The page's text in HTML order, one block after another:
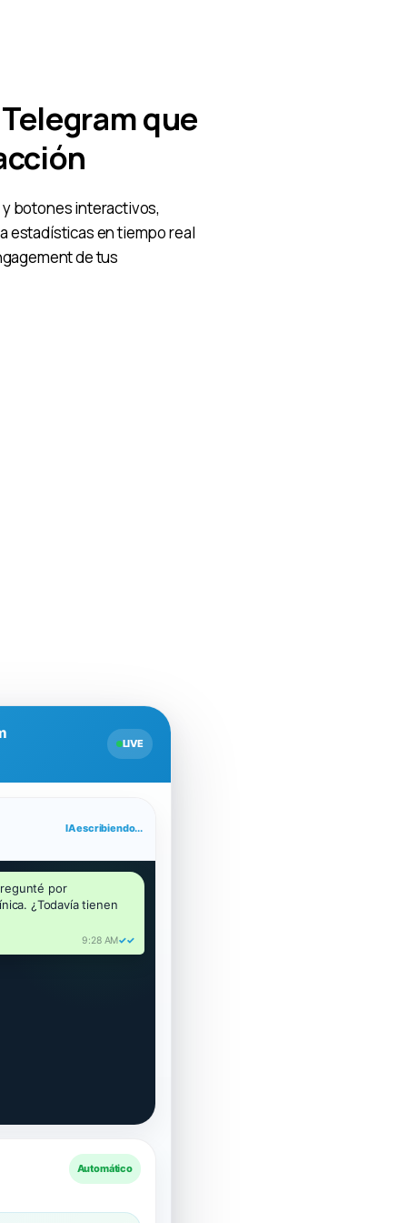
que
botones interactivos,
estadísticas en tiempo real
de tus
LIVE
respuesta inteligente
por
¿Todavía tienen
9:28 AM✓✓
Automático